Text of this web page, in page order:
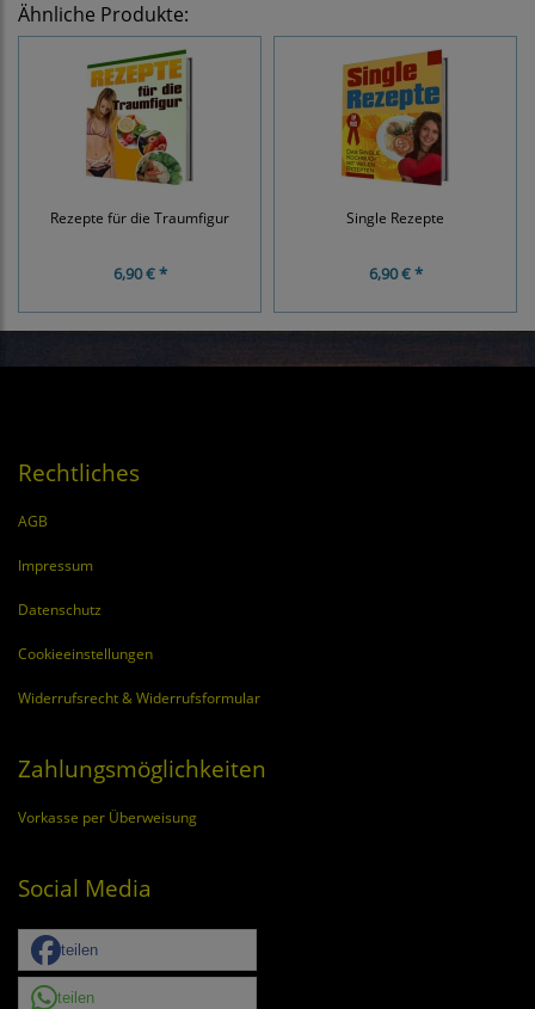
Ähnliche Produkte:
Rezepte für die Traumfigur
6,90 € *
Single Rezepte
6,90 € *
Rechtliches
AGB
Impressum
Datenschutz
Cookieeinstellungen
Widerrufsrecht & Widerrufsformular
Zahlungsmöglichkeiten
Vorkasse per Überweisung
Social Media
teilen
teilen